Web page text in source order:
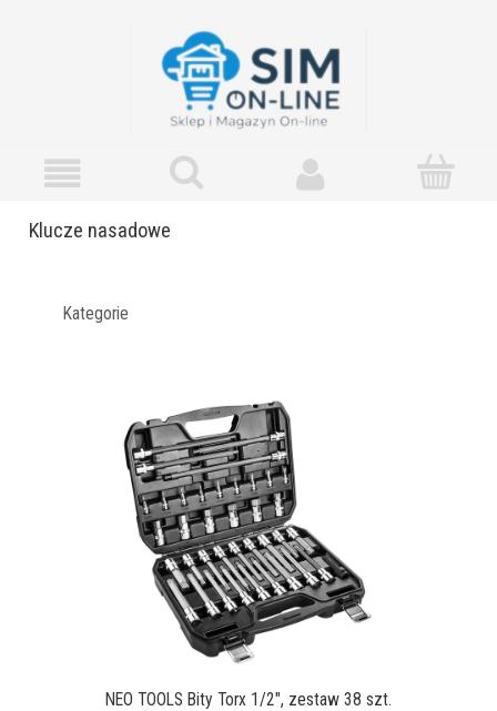
Klucze nasadowe
Kategorie
NEO TOOLS Bity Torx 1/2", zestaw 38 szt.